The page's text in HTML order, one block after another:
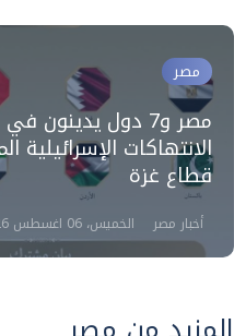
مصر
مصر و7 دول يدينون
الانتهاكات الإسرائيلية
قطاع غزة
أخبار مصر الخميس، 06 اغسطس 2026 01:16 م